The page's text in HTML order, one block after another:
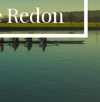
Redon